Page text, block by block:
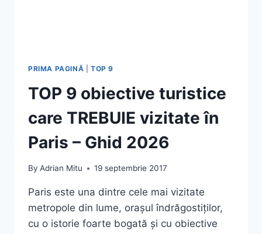
PRIMA PAGINĂ TOP 9
TOP 9 obiective turistice
care TREBUIE vizitate în
Paris – Ghid 2026
By Adrian Mitu 19 septembrie 2017
Paris este una dintre cele mai vizitate
metropole din lume, orașul îndrăgostiților,
cu o istorie foarte bogată și cu obiective